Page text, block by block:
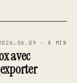
· 8 MIN
avec